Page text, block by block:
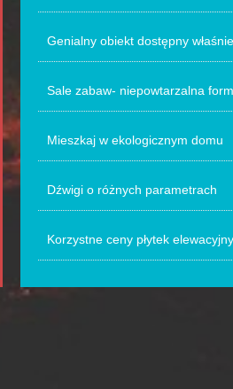
Genialny obiekt dostępny właśnie
Sale zabaw- niepowtarzalna
Mieszkaj w ekologicznym domu
Dźwigi o różnych parametrach
Korzystne ceny płytek